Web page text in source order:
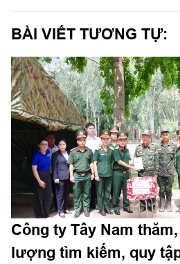
BÀI VIẾT TƯƠNG TỰ:
Công ty Tây Nam
lượng tìm kiếm, quy